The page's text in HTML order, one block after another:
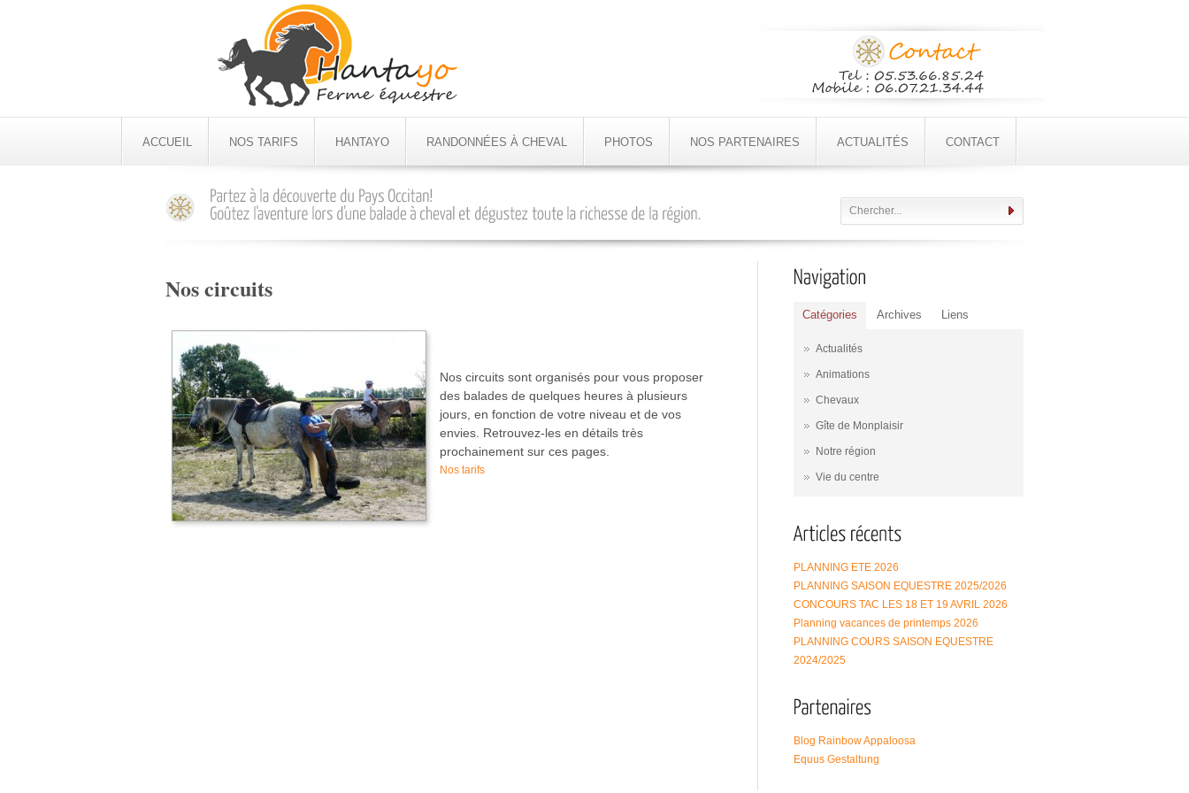
ACCUEIL NOS TARIFS HANTAYO RANDONNÉES À CHEVAL PHOTOS NOS PARTENAIRES ACTUALITÉS CONTACT
Nos circuits
Nos circuits sont organisés pour vous proposer
des balades de quelques heures à plusieurs
jours, en fonction de votre niveau et de vos
envies. Retrouvez-les en détails très
prochainement sur ces pages.
Nos tarifs
Catégories Archives Liens
Actualités
Animations
Chevaux
Gîte de Monplaisir
Notre région
Vie du centre
PLANNING ETE 2026
PLANNING SAISON EQUESTRE 2025/2026
CONCOURS TAC LES 18 ET 19 AVRIL 2026
Planning vacances de printemps 2026
PLANNING COURS SAISON EQUESTRE
2024/2025
Blog Rainbow Appaloosa
Equus Gestaltung